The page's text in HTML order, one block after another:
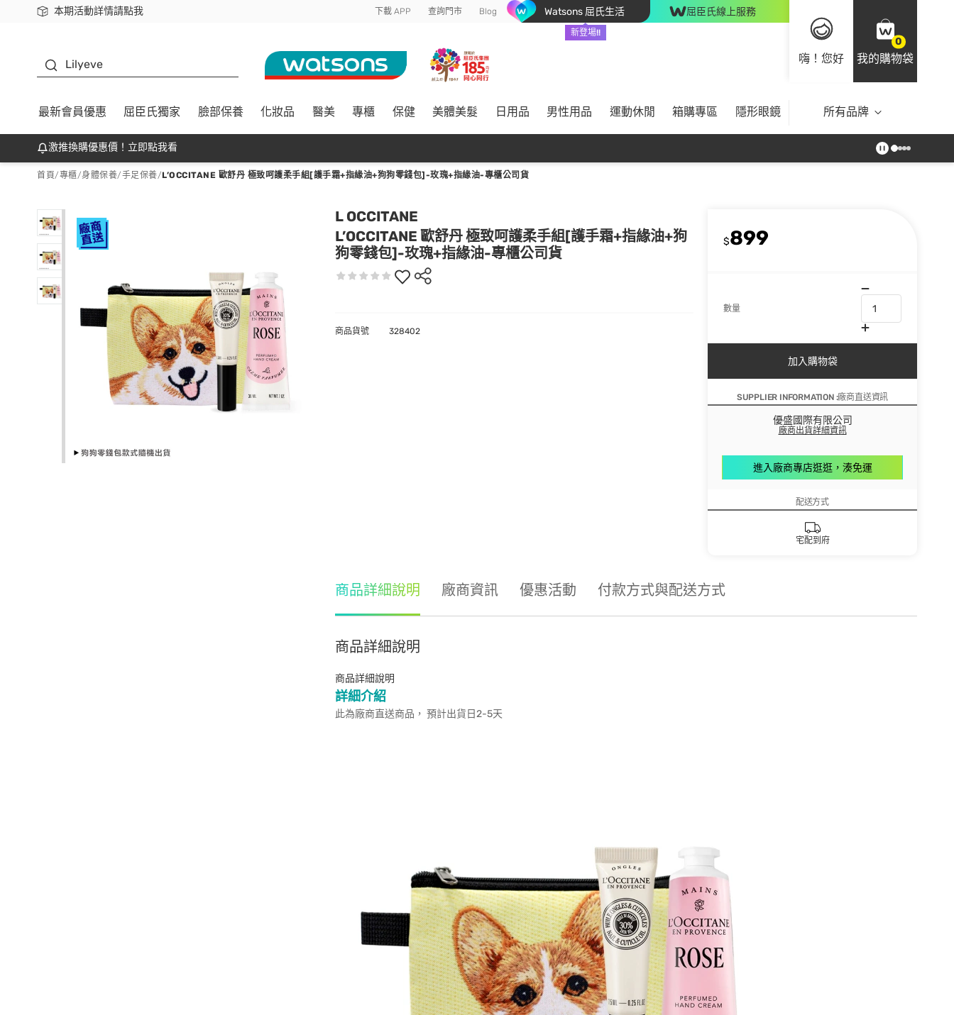
本期活動詳情請點我
下載app最高回饋$350 下載 APP 查詢門市 Blog Watsons 屈氏生活
新登場!!
屈臣氏線上服務
嗨！您好
0
我的購物袋
Lilyeve
最新會員優惠 屈臣氏獨家 臉部保養 化妝品 醫美 專櫃 保健 美體美髮 日用品 男性用品 運動休閒 箱購專區 隱形眼鏡 所有品牌
激推換購優惠價！立即點我看
首頁/專櫃/身體保養/手足保養/L’OCCITANE 歐舒丹 極致呵護柔手組[護手霜+指緣油+狗狗零錢包]-玫瑰+指緣油-專櫃公司貨
L OCCITANE
L’OCCITANE 歐舒丹 極致呵護柔手組[護手霜+指緣油+狗
狗零錢包]-玫瑰+指緣油-專櫃公司貨
$899
數量
加入購物袋
SUPPLIER INFORMATION :廠商直送資訊
優盛國際有限公司
廠商出貨詳細資訊
進入廠商專店逛逛，湊免運
配送方式
宅配到府
商品貨號 328402
商品詳細說明 廠商資訊 優惠活動 付款方式與配送方式
商品詳細說明
商品詳細說明
詳細介紹
此為廠商直送商品， 預計出貨日2-5天